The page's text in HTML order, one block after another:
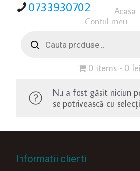
0733930702 Acasa
Contul meu
search
0 items 0 lei
Nu a fost găsit niciun
se potrivească cu
Informatii clienti